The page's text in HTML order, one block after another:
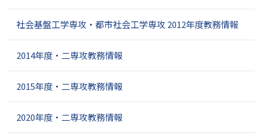
シ
ン
社会基盤工学専攻・都市社会工学専攻 2012年度教務情報
2014年度・二専攻教務情報
2015年度・二専攻教務情報
2020年度・二専攻教務情報